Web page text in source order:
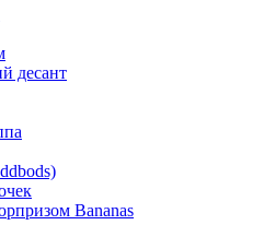
десант
Bananas